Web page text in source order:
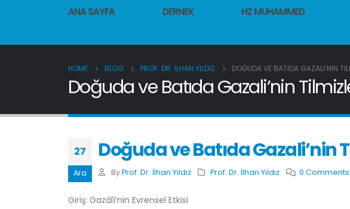
ANA SAYFA DERNEK HZ MUHAMMED
HOME BLOG PROF. DR. İLHAN YILDIZ DOĞUDA VE BATIDA GAZALI’NIN
Doğuda ve Batıda Gazali’nin
27
Ara
Doğuda ve Batıda Gazali’nin
By Prof. Dr. İlhan Yıldız Prof. Dr. İlhan Yıldız 0 Comments
Giriş: Gazâlî’nin Evrensel Etkisi